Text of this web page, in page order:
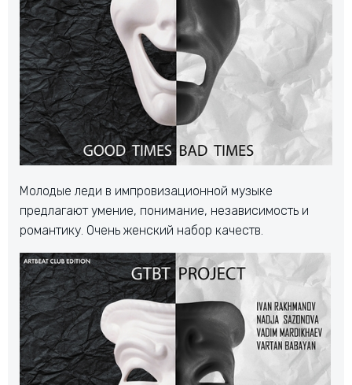
Молодые леди в импровизационной музыке
предлагают умение, понимание, независимость и
романтику. Очень женский набор качеств.